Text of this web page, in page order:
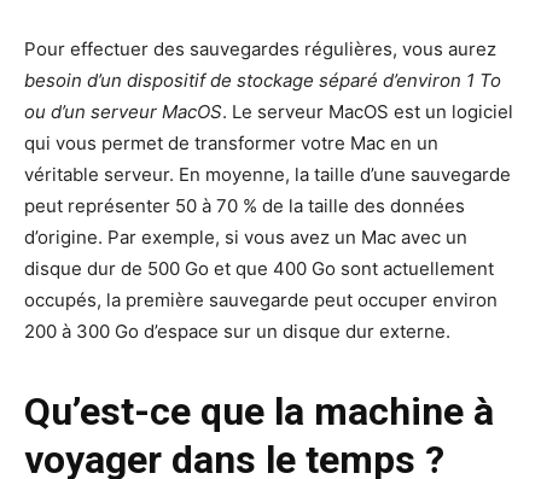
Pour effectuer des sauvegardes régulières, vous aurez
besoin d’un dispositif de stockage séparé d’environ 1 To
ou d’un serveur MacOS. Le serveur MacOS est un logiciel
qui vous permet de transformer votre Mac en un
véritable serveur. En moyenne, la taille d’une sauvegarde
peut représenter 50 à 70 % de la taille des données
d’origine. Par exemple, si vous avez un Mac avec un
disque dur de 500 Go et que 400 Go sont actuellement
occupés, la première sauvegarde peut occuper environ
200 à 300 Go d’espace sur un disque dur externe.
Qu’est-ce que la machine à
voyager dans le temps ?